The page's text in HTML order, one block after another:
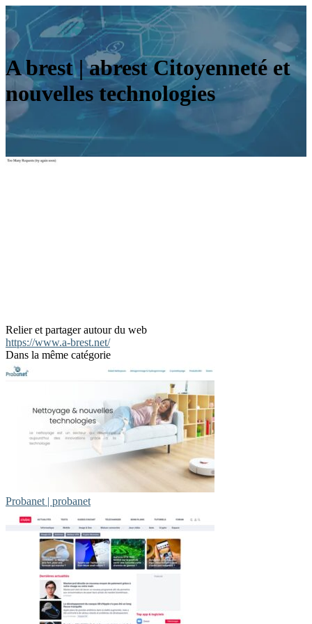
A brest | abrest Citoyenneté et
nouvelles technolo­gies
Relier et partager autour du web
https://www.a-brest.net/
Dans la même catégorie
Probanet | probanet